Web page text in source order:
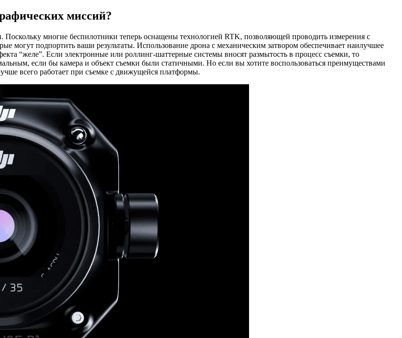
миссий?
Поскольку многие беспилотники теперь оснащены технологией RTK, позволяющей проводить измерения с
могут подпортить ваши результаты. Использование дрона с механическим затвором обеспечивает наилучшее
“желе”. Если электронные или роллинг-шаттерные системы вносят размытость в процесс съемки, то
если бы камера и объект съемки были статичными. Но если вы хотите воспользоваться преимуществами
всего работает при съемке с движущейся платформы.